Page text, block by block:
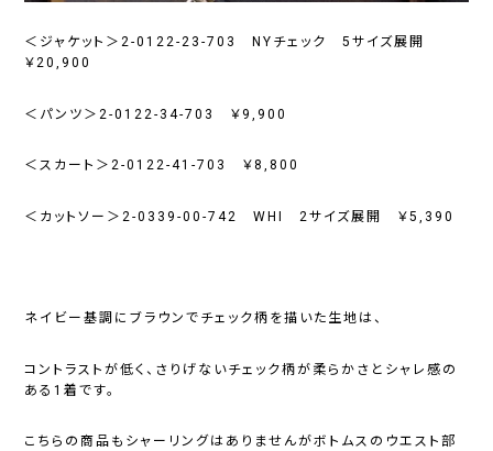
＜ジャケット＞2-0122-23-703 NYチェック 5サイズ展開
￥20,900
＜パンツ＞2-0122-34-703 ￥9,900
＜スカート＞2-0122-41-703 ￥8,800
＜カットソー＞2-0339-00-742 WHI 2サイズ展開 ￥5,390
ネイビー基調にブラウンでチェック柄を描いた生地は、
コントラストが低く、さりげないチェック柄が柔らかさとシャレ感の
ある1着です。
こちらの商品もシャーリングはありませんがボトムスのウエスト部